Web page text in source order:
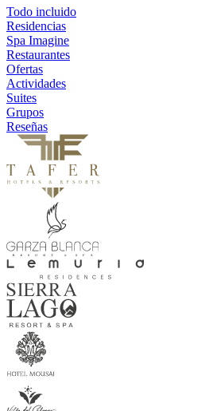
Todo incluido
Residencias
Spa Imagine
Restaurantes
Ofertas
Actividades
Suites
Grupos
Reseñas